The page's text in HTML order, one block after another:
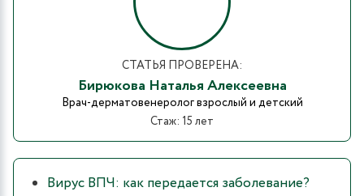
СТАТЬЯ ПРОВЕРЕНА:
Бирюкова Наталья Алексеевна
Врач-дерматовенеролог взрослый и детский
Стаж: 15 лет
Вирус ВПЧ: как передается заболевание?